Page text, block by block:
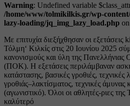
Warning: Undefined variable
/home/www/tolmikilkis.gr/wp-
lazy-loading/jq_img_lazy_load.php
Με επιτυχία διεξήχθησαν οι
Τόλμη‘ Κιλκίς στις 20 Ιουνίου 2025
κανονισμούς και ύλη της
(ΠΟΚ). Η εξετάσεις περιλάμβαναν
κατάστασης, βασικές γροθιές,
γροθιάς–λακτίσματος, τεχνικές άμυνας
(αγωνιστικό). Όλοι οι αθλητές-ριες της
καλύτερό